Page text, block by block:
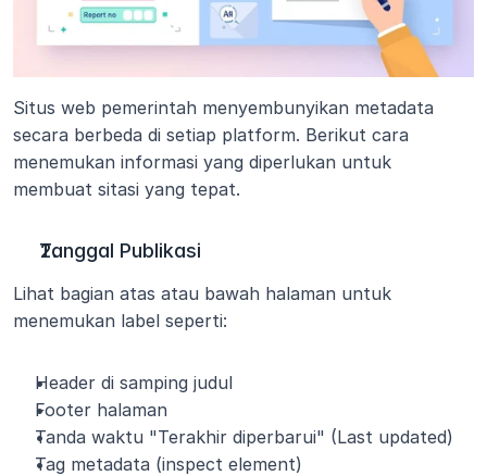
Situs web pemerintah menyembunyikan metadata
secara berbeda di setiap platform. Berikut cara
menemukan informasi yang diperlukan untuk
membuat sitasi yang tepat.
Tanggal Publikasi
Lihat bagian atas atau bawah halaman untuk
menemukan label seperti:
Header di samping judul
Footer halaman
Tanda waktu "Terakhir diperbarui" (Last updated)
Tag metadata (inspect element)